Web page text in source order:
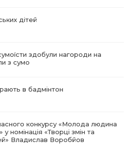
дітей
здобули нагороди на
з сумо
в бадмінтон
конкурсу «Молода людина
номінація «Творці змін та
Владислав Воробйов